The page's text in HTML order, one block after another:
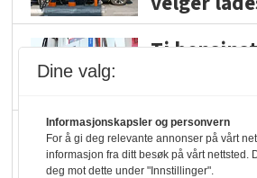
Ti
Potetball,
oktan
Dine valg:
Informasjonskapsler og personvern
For å gi deg relevante annonser på vårt
informasjon fra ditt besøk på vårt nettsted.
deg mot dette under "Innstillinger".